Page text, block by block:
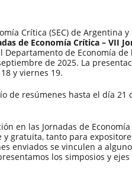
Crítica (SEC) de Argentina
de Economía Crítica – VII
Departamento de Economía
de 2025. La
y viernes 19.
de resúmenes hasta el día 21
en las Jornadas de
y gratuita, tanto para
enviados se vinculen a
los simposios y